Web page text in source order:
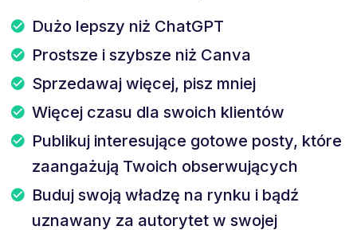
Dużo lepszy niż ChatGPT
Prostsze i szybsze niż Canva
Sprzedawaj więcej, pisz mniej
Więcej czasu dla swoich klientów
Publikuj interesujące gotowe posty, które
zaangażują Twoich obserwujących
Buduj swoją władzę na rynku i bądź
uznawany za autorytet w swojej